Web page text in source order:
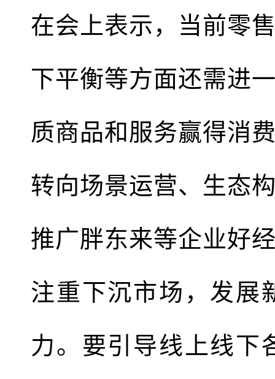
在会上表示，当前零
下平衡等方面还需进
质商品和服务赢得消
转向场景运营、生态
推广胖东来等企业好
注重下沉市场，发展
力。要引导线上线下